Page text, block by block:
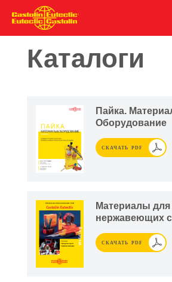
Каталоги
Пайка.
Оборудование
СКАЧАТЬ PDF
Материалы для
нержавеющих
СКАЧАТЬ PDF